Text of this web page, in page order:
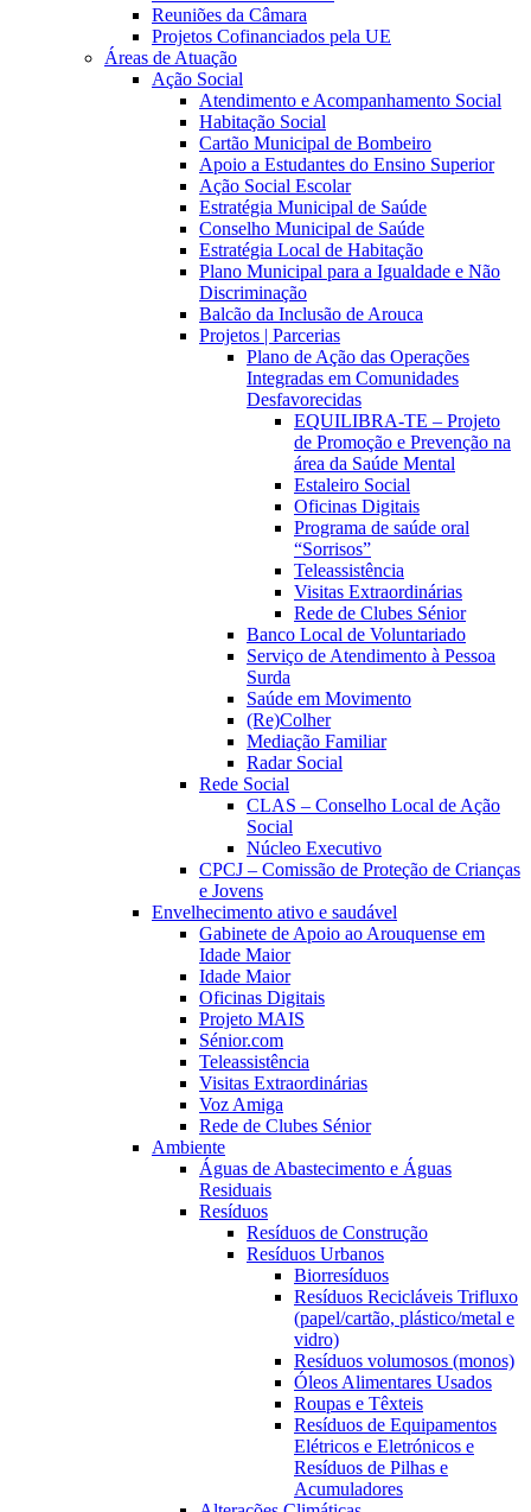
Reuniões da Câmara
Projetos Cofinanciados pela UE
Áreas de Atuação
Ação Social
Atendimento e Acompanhamento Social
Habitação Social
Cartão Municipal de Bombeiro
Apoio a Estudantes do Ensino Superior
Ação Social Escolar
Estratégia Municipal de Saúde
Conselho Municipal de Saúde
Estratégia Local de Habitação
Plano Municipal para a Igualdade e Não
Discriminação
Balcão da Inclusão de Arouca
Projetos | Parcerias
Plano de Ação das Operações
Integradas em Comunidades
Desfavorecidas
EQUILIBRA-TE – Projeto
de Promoção e Prevenção na
área da Saúde Mental
Estaleiro Social
Oficinas Digitais
Programa de saúde oral
“Sorrisos”
Teleassistência
Visitas Extraordinárias
Rede de Clubes Sénior
Banco Local de Voluntariado
Serviço de Atendimento à Pessoa
Surda
Saúde em Movimento
(Re)Colher
Mediação Familiar
Radar Social
Rede Social
CLAS – Conselho Local de Ação
Social
Núcleo Executivo
CPCJ – Comissão de Proteção de Crianças
e Jovens
Envelhecimento ativo e saudável
Gabinete de Apoio ao Arouquense em
Idade Maior
Idade Maior
Oficinas Digitais
Projeto MAIS
Sénior.com
Teleassistência
Visitas Extraordinárias
Voz Amiga
Rede de Clubes Sénior
Ambiente
Águas de Abastecimento e Águas
Residuais
Resíduos
Resíduos de Construção
Resíduos Urbanos
Biorresíduos
Resíduos Recicláveis Trifluxo
(papel/cartão, plástico/metal e
vidro)
Resíduos volumosos (monos)
Óleos Alimentares Usados
Roupas e Têxteis
Resíduos de Equipamentos
Elétricos e Eletrónicos e
Resíduos de Pilhas e
Acumuladores